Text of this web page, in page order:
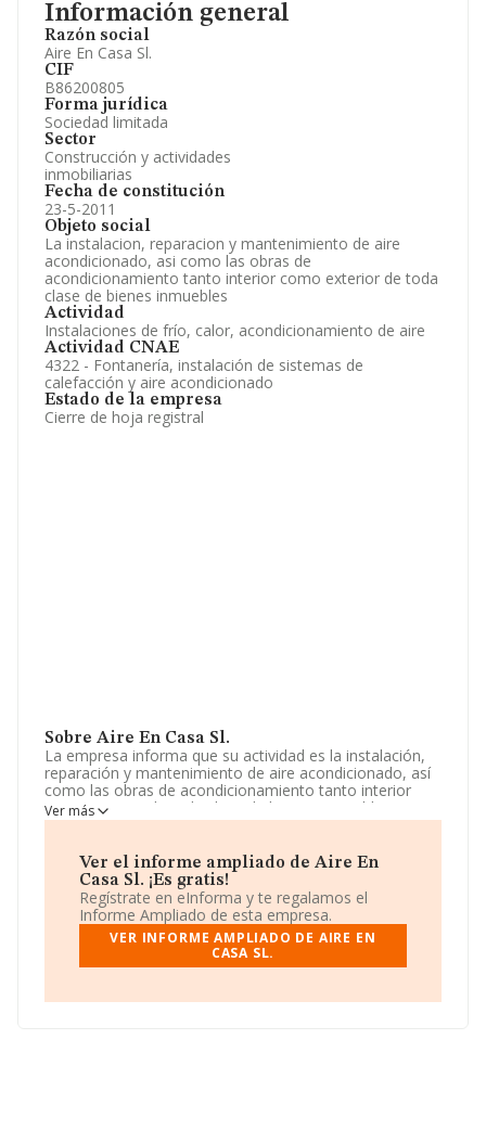
Información general
Razón social
Aire En Casa Sl.
CIF
B86200805
Forma jurídica
Sociedad limitada
Sector
Construcción y actividades
inmobiliarias
Fecha de constitución
23-5-2011
Objeto social
La instalacion, reparacion y mantenimiento de aire
acondicionado, asi como las obras de
acondicionamiento tanto interior como exterior de toda
clase de bienes inmuebles
Actividad
Instalaciones de frío, calor, acondicionamiento de aire
Actividad CNAE
4322 - Fontanería, instalación de sistemas de
calefacción y aire acondicionado
Estado de la empresa
Cierre de hoja registral
Sobre Aire En Casa Sl.
La empresa informa que su actividad es la instalación,
reparación y mantenimiento de aire acondicionado, así
como las obras de acondicionamiento tanto interior
como exterior de toda clase de bienes inmuebles. La
empresa es una Sociedad Limitada. Su CNAE
instalaciones de sistemas de calefacción y aire
acondicionado'. No realiza actividad de importación y/o
exportación.
La empresa españolaAire En Casa S.L, B86200805,
está situada en Calle Granada núm. 14 Bj E, (28007),
Madrid, Madrid.
En base a la información de la que dispone INFORMA
Ver más
Ver el informe ampliado de Aire En
Casa Sl. ¡Es gratis!
Regístrate en eInforma y te regalamos el
Informe Ampliado de esta empresa.
VER INFORME AMPLIADO DE AIRE EN
CASA SL.